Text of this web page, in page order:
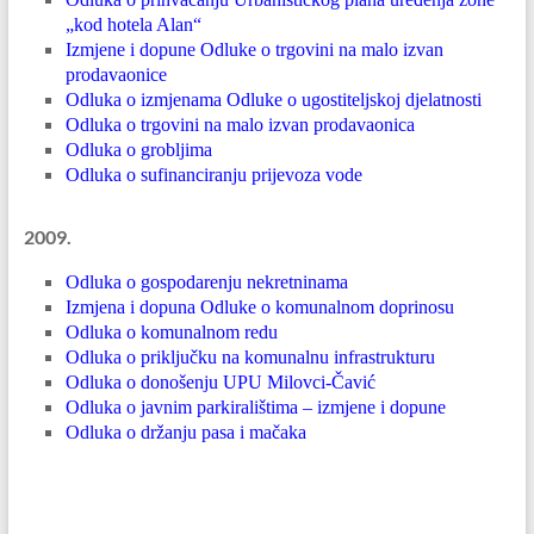
„kod hotela Alan“
Izmjene i dopune Odluke o trgovini na malo izvan
prodavaonice
Odluka o izmjenama Odluke o ugostiteljskoj djelatnosti
Odluka o trgovini na malo izvan prodavaonica
Odluka o grobljima
Odluka o sufinanciranju prijevoza vode
2009.
Odluka o gospodarenju nekretninama
Izmjena i dopuna Odluke o komunalnom doprinosu
Odluka o komunalnom redu
Odluka o priključku na komunalnu infrastrukturu
Odluka o donošenju UPU Milovci-Čavić
Odluka o javnim parkiralištima – izmjene i dopune
Odluka o držanju pasa i mačaka